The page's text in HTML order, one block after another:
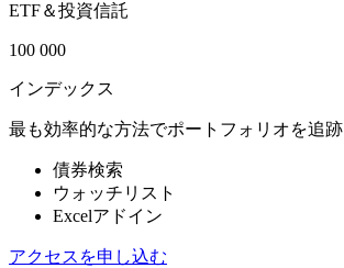
ETF＆投資信託
100 000
インデックス
最も効率的な方法でポートフォリオを追跡
債券検索
ウォッチリスト
Excelアドイン
アクセスを申し込む